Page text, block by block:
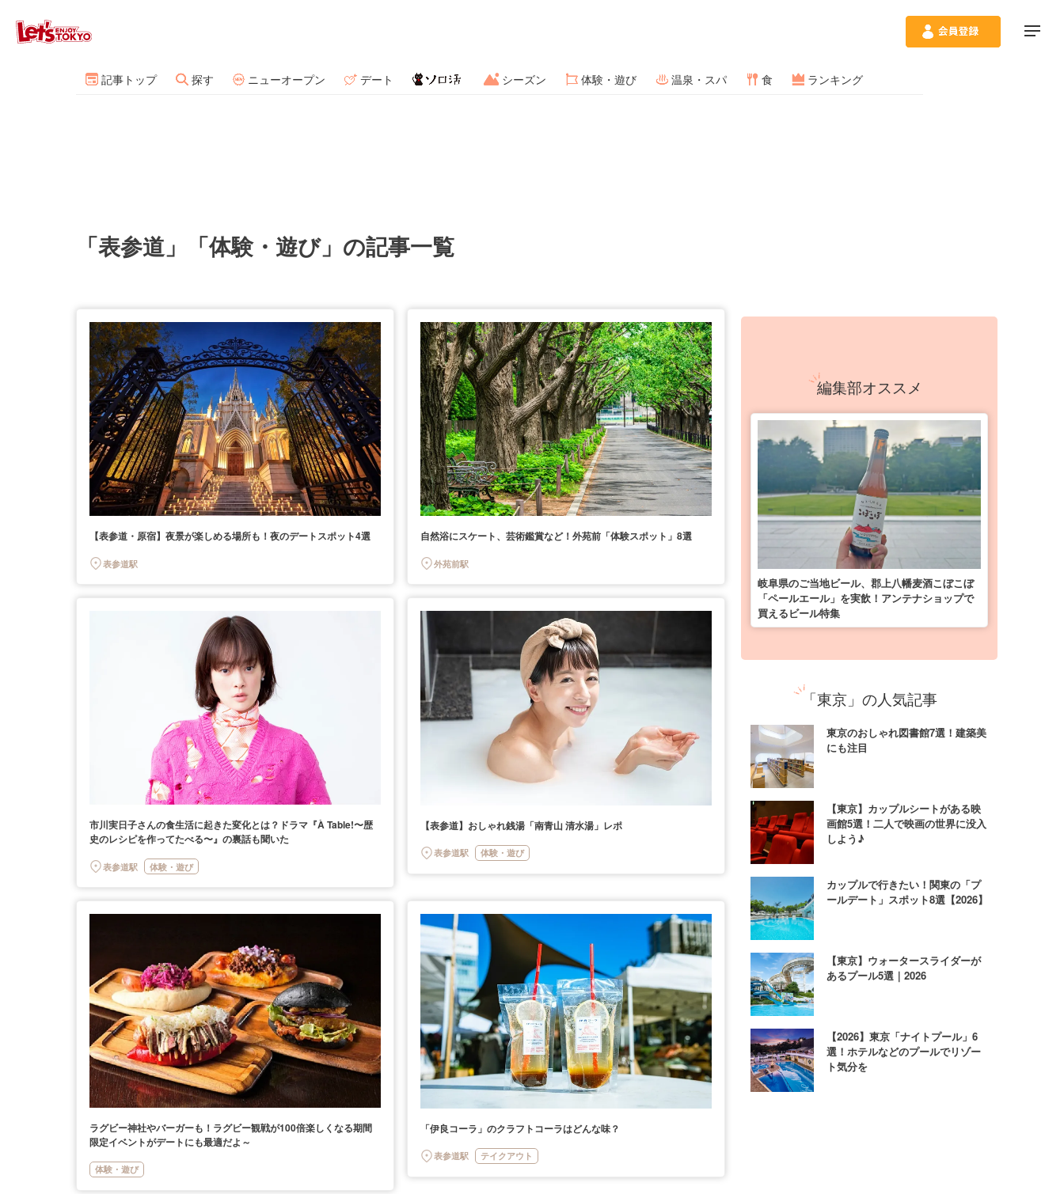
記事トップ 探す ニューオープン デート シーズン 体験・遊び 温泉・スパ 食 ランキング
「表参道」「体験・遊び」の記事一覧
【表参道・原宿】夜景が楽しめる場所も！夜のデートスポット4選
表参道駅
自然浴にスケート、芸術鑑賞など！外苑前「体験スポット」8選
外苑前駅
市川実日子さんの食生活に起きた変化とは？ドラマ『À Table!〜歴
史のレシピを作ってたべる〜』の裏話も聞いた
表参道駅 体験・遊び
【表参道】おしゃれ銭湯「南青山 清水湯」レポ
表参道駅 体験・遊び
ラグビー神社やバーガーも！ラグビー観戦が100倍楽しくなる期間
限定イベントがデートにも最適だよ～
体験・遊び
「伊良コーラ」のクラフトコーラはどんな味？
表参道駅 テイクアウト
編集部オススメ
岐阜県のご当地ビール、郡上八幡麦酒こぼこぼ
「ペールエール」を実飲！アンテナショップで
買えるビール特集
「東京」の人気記事
東京のおしゃれ図書館7選！建築美
にも注目
【東京】カップルシートがある映
画館5選！二人で映画の世界に没入
しよう♪
カップルで行きたい！関東の「プ
ールデート」スポット8選【2026】
【東京】ウォータースライダーが
あるプール5選｜2026
【2026】東京「ナイトプール」6
選！ホテルなどのプールでリゾー
ト気分を